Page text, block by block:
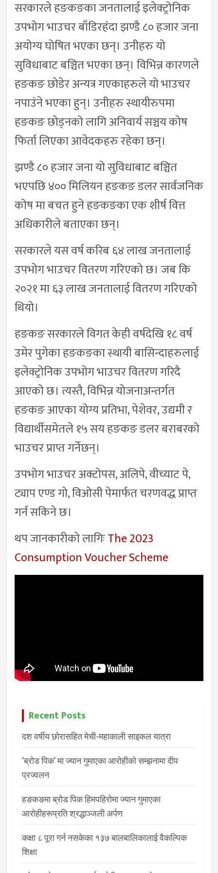
सरकारले हङकङका जनतालाई इलेक्ट्रोनिक
उपभोग भाउचर बाँडिरहंदा झण्डै ८० हजार जना
अयोग्य घोषित भएका छन्। उनीहरु यो
सुविधाबाट बञ्चित भएका छन्। विभिन्न कारणले
हङकङ छोडेर अन्यत्र गएकाहरुले यो भाउचर
नपाउंने भएका हुन्। उनीहरु स्थायीरुपमा
हङकङ छोड्नको लागि अनिवार्य सञ्चय कोष
फिर्ता लिएका आवेदकहरु रहेका छन्।
झण्डै ८० हजार जना यो सुविधाबाट बञ्चित
भएपछि ४०० मिलियन हङकङ डलर सार्वजनिक
कोष मा बचत हुने हङकङका एक शीर्ष वित्त
अधिकारीले बताएका छन्।
सरकारले यस वर्ष करिब ६४ लाख जनतालाई
उपभोग भाउचर वितरण गरिएको छ। जब कि
२०२१ मा ६३ लाख जनतालाई वितरण गरिएको
थियो।
हङकङ सरकारले विगत केही वर्षदेखि १८ वर्ष
उमेर पुगेका हङकङका स्थायी बासिन्दाहरुलाई
इलेक्ट्रोनिक उपभोग भाउचर वितरण गरिदै
आएको छ। त्यस्तै, विभिन्न योजनाअन्तर्गत
हङकङ आएका योग्य प्रतिभा, पेशेवर, उद्यमी र
विद्यार्थीसमेतले १५ सय हङकङ डलर बराबरको
भाउचर प्राप्त गर्नेछन्।
उपभोग भाउचर अक्टोपस, अलिपे, वीच्याट पे,
ट्याप एण्ड गो, विओसी पेमार्फत चरणवद्ध प्राप्त
गर्न सकिने छ।
थप जानकारीको लागिःThe 2023
Consumption Voucher Scheme
Recent Posts
दश वर्षीय छोरासहित मेची-महाकाली साइकल यात्रा
‘ब्रोड पिक’ मा ज्यान गुमाएका आरोहीको सम्झनामा दीप
प्रज्वलन
हङकङमा ब्रोड पिक हिमपहिरोमा ज्यान गुमाएका
आरोहीहरूप्रति श्रद्धाञ्जली अर्पण
कक्षा ८ पूरा गर्न नसकेका १३७ बालबालिकालाई वैकल्पिक
शिक्षा